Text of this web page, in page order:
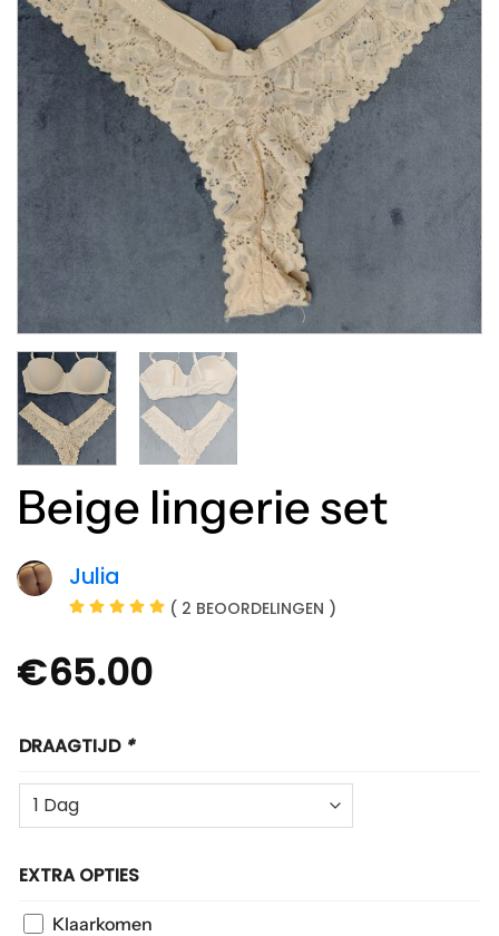
Beige lingerie set
Julia
( 2 BEOORDELINGEN )
€65.00
DRAAGTIJD *
EXTRA OPTIES
Klaarkomen